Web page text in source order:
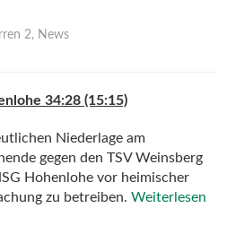
2, News
34:28 (15:15)
Niederlage am
gegen den TSV Weinsberg
Hohenlohe vor heimischer
zu betreiben. Weiterlesen